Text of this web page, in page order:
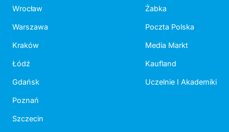
Wrocław
Warszawa
Kraków
Łódź
Gdańsk
Poznań
Szczecin
Żabka
Poczta Polska
Media Markt
Kaufland
Uczelnie I Akademiki